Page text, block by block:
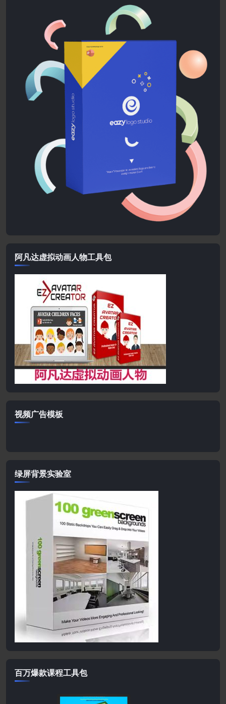
阿凡达虚拟动画人物工具包
视频广告模板
绿屏背景实验室
百万爆款课程工具包